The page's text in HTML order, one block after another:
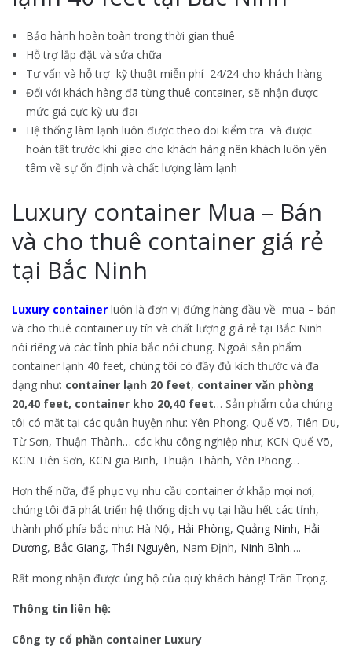
Bảo hành hoàn toàn trong thời gian thuê
Hỗ trợ lắp đặt và sửa chữa
Tư vấn và hỗ trợ kỹ thuật miễn phí 24/24 cho khách hàng
Đối với khách hàng đã từng thuê container, sẽ nhận được
mức giá cực kỳ ưu đãi
Hệ thống làm lạnh luôn được theo dõi kiểm tra và được
hoàn tất trước khi giao cho khách hàng nên khách luôn yên
tâm về sự ổn định và chất lượng làm lạnh
Luxury container Mua – Bán
và cho thuê container giá rẻ
tại Bắc Ninh
Luxury container luôn là đơn vị đứng hàng đầu về mua – bán
và cho thuê container uy tín và chất lượng giá rẻ tại Bắc Ninh
nói riêng và các tỉnh phía bắc nói chung. Ngoài sản phẩm
container lạnh 40 feet, chúng tôi có đầy đủ kích thước và đa
dạng như: container lạnh 20 feet, container văn phòng
20,40 feet, container kho 20,40 feet… Sản phẩm của chúng
tôi có mặt tại các quận huyện như: Yên Phong, Quế Võ, Tiên Du,
Từ Sơn, Thuận Thành… các khu công nghiệp như; KCN Quế Võ,
KCN Tiên Sơn, KCN gia Binh, Thuận Thành, Yên Phong…
Hơn thế nữa, để phục vụ nhu cầu container ở khắp mọi nơi,
chúng tôi đã phát triển hệ thống dịch vụ tại hầu hết các tỉnh,
thành phố phía bắc như: Hà Nội, Hải Phòng, Quảng Ninh, Hải
Dương, Bắc Giang, Thái Nguyên, Nam Định, Ninh Bình….
Rất mong nhận được ủng hộ của quý khách hàng! Trân Trọng.
Thông tin liên hệ:
Công ty cổ phần container Luxury